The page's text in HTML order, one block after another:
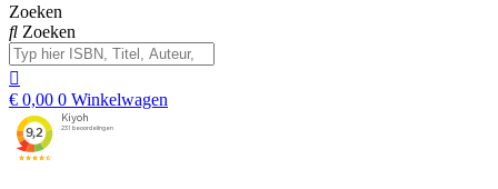
Zoeken
Zoeken
€ 0,00 0 Winkelwagen